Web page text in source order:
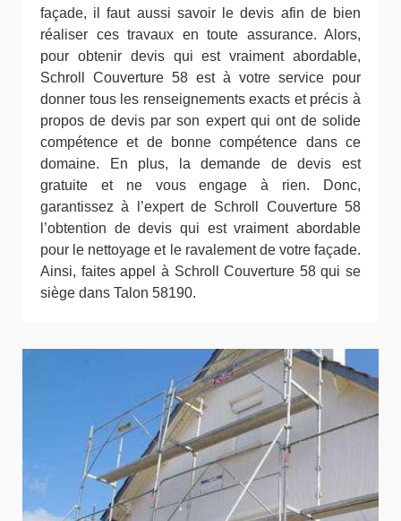
façade, il faut aussi savoir le devis afin de bien
réaliser ces travaux en toute assurance. Alors,
pour obtenir devis qui est vraiment abordable,
Schroll Couverture 58 est à votre service pour
donner tous les renseignements exacts et précis à
propos de devis par son expert qui ont de solide
compétence et de bonne compétence dans ce
domaine. En plus, la demande de devis est
gratuite et ne vous engage à rien. Donc,
garantissez à l’expert de Schroll Couverture 58
l’obtention de devis qui est vraiment abordable
pour le nettoyage et le ravalement de votre façade.
Ainsi, faites appel à Schroll Couverture 58 qui se
siège dans Talon 58190.